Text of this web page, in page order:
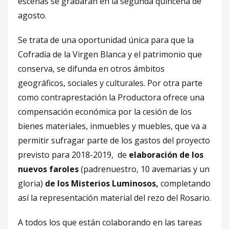
agosto.
Se trata de una oportunidad única para que la
Cofradía de la Virgen Blanca y el patrimonio que
conserva, se difunda en otros ámbitos
geográficos, sociales y culturales. Por otra parte
como contraprestación la Productora ofrece una
compensación económica por la cesión de los
bienes materiales, inmuebles y muebles, que va a
permitir sufragar parte de los gastos del proyecto
previsto para 2018-2019, de elaboración de los
nuevos faroles(padrenuestro, 10 avemarias y un
gloria) de los Misterios Luminosos, completando
así la representación material del rezo del Rosario.
A todos los que están colaborando en las tareas